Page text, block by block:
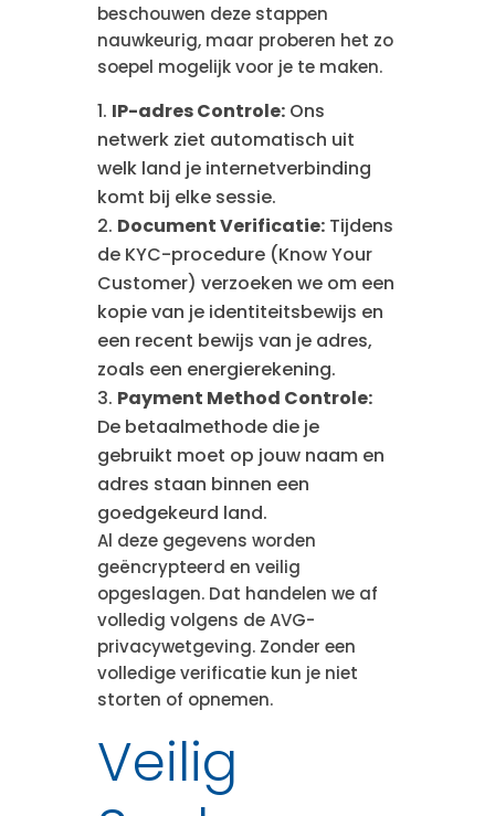
beschouwen deze stappen
nauwkeurig, maar proberen het zo
soepel mogelijk voor je te maken.
IP-adres Controle: Ons
netwerk ziet automatisch uit
welk land je internetverbinding
komt bij elke sessie.
Document Verificatie: Tijdens
de KYC-procedure (Know Your
Customer) verzoeken we om een
kopie van je identiteitsbewijs en
een recent bewijs van je adres,
zoals een energierekening.
Payment Method Controle:
De betaalmethode die je
gebruikt moet op jouw naam en
adres staan binnen een
goedgekeurd land.
Al deze gegevens worden
geëncrypteerd en veilig
opgeslagen. Dat handelen we af
volledig volgens de AVG-
privacywetgeving. Zonder een
volledige verificatie kun je niet
storten of opnemen.
Veilig